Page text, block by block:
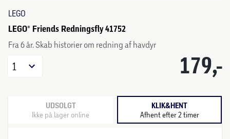
LEGO
LEGO® Friends Redningsfly 41752
Fra 6 år. Skab historier om redning af havdyr
179,-
1
UDSOLGT
Ikke på lager online
KLIK&HENT
Afhent efter 2 timer